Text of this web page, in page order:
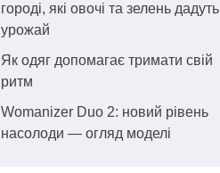
городі, які овочі та зелень дадуть
урожай
Як одяг допомагає тримати свій
ритм
Womanizer Duo 2: новий рівень
насолоди — огляд моделі